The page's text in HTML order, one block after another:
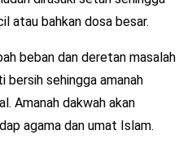
atau bahkan dosa besar.
beban dan deretan masalah
bersih sehingga amanah
Amanah dakwah akan
agama dan umat Islam.